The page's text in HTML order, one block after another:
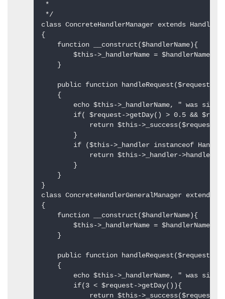
*
*/
class ConcreteHandlerManager extends
{
function __construct($handlerName){
$this->_handlerName = $handlerName;
}
public function handleRequest($request)
{
echo $this->_handlerName, " was
if( $request->getDay() > 0.5 &&
return $this-
}
if ($this->_handler instanceof
return $this->_handler-
}
}
}
class ConcreteHandlerGeneralManager extends
{
function __construct($handlerName){
$this->_handlerName = $handlerName;
}
public function handleRequest($request)
{
echo $this->_handlerName, " was
if(3 < $request->getDay()){
return $this-